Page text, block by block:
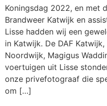
Koningsdag 2022, en met
Brandweer Katwijk en
Lisse hadden wij een
in Katwijk. De DAF
Noordwijk, Magigus
voertuigen uit Lisse
onze privefotograaf die
om […]